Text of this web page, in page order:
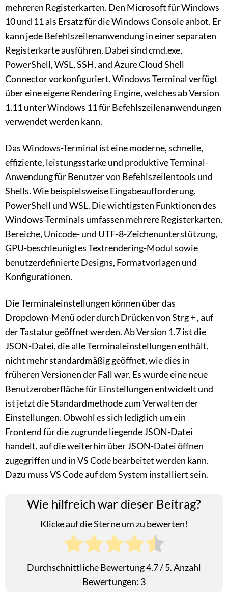
mehreren Registerkarten. Den Microsoft für Windows
10 und 11 als Ersatz für die Windows Console anbot. Er
kann jede Befehlszeilenanwendung in einer separaten
Registerkarte ausführen. Dabei sind cmd.exe,
PowerShell, WSL, SSH, and Azure Cloud Shell
Connector vorkonfiguriert. Windows Terminal verfügt
über eine eigene Rendering Engine, welches ab Version
1.11 unter Windows 11 für Befehlszeilenanwendungen
verwendet werden kann.
Das Windows-Terminal ist eine moderne, schnelle,
effiziente, leistungsstarke und produktive Terminal-
Anwendung für Benutzer von Befehlszeilentools und
Shells. Wie beispielsweise Eingabeaufforderung,
PowerShell und WSL. Die wichtigsten Funktionen des
Windows-Terminals umfassen mehrere Registerkarten,
Bereiche, Unicode- und UTF-8-Zeichenunterstützung,
GPU-beschleunigtes Textrendering-Modul sowie
benutzerdefinierte Designs, Formatvorlagen und
Konfigurationen.
Die Terminaleinstellungen können über das
Dropdown-Menü oder durch Drücken von Strg + , auf
der Tastatur geöffnet werden. Ab Version 1.7 ist die
JSON-Datei, die alle Terminaleinstellungen enthält,
nicht mehr standardmäßig geöffnet, wie dies in
früheren Versionen der Fall war. Es wurde eine neue
Benutzeroberfläche für Einstellungen entwickelt und
ist jetzt die Standardmethode zum Verwalten der
Einstellungen. Obwohl es sich lediglich um ein
Frontend für die zugrunde liegende JSON-Datei
handelt, auf die weiterhin über JSON-Datei öffnen
zugegriffen und in VS Code bearbeitet werden kann.
Dazu muss VS Code auf dem System installiert sein.
Wie hilfreich war dieser Beitrag?
Klicke auf die Sterne um zu bewerten!
Durchschnittliche Bewertung4.7/ 5. Anzahl
Bewertungen: 3